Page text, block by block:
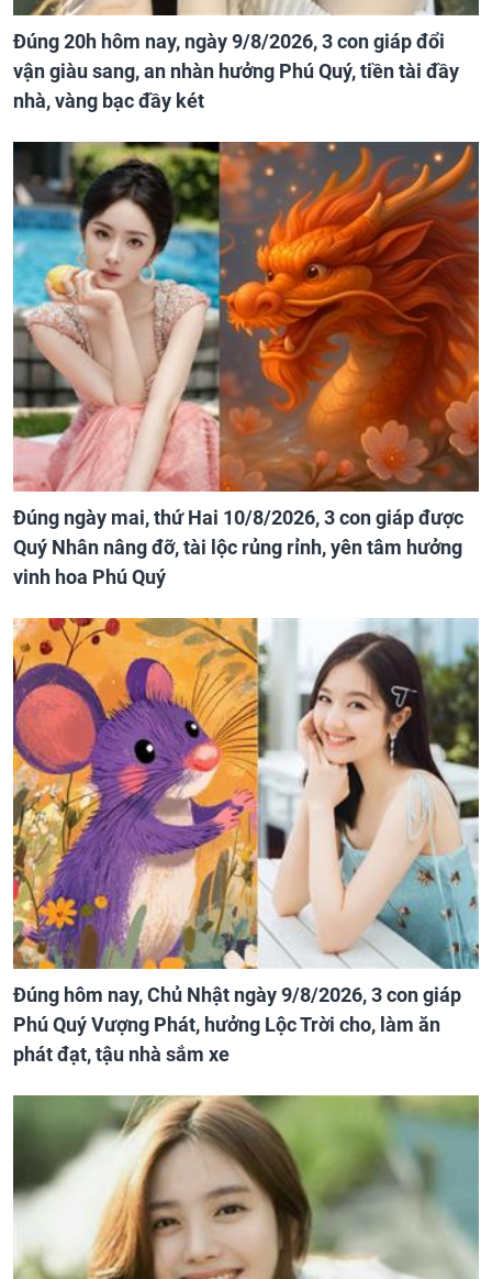
Đúng 20h hôm nay, ngày 9/8/2026, 3 con giáp đổi
vận giàu sang, an nhàn hưởng Phú Quý, tiền tài đầy
nhà, vàng bạc đầy két
Đúng ngày mai, thứ Hai 10/8/2026, 3 con giáp được
Quý Nhân nâng đỡ, tài lộc rủng rỉnh, yên tâm hưởng
vinh hoa Phú Quý
Đúng hôm nay, Chủ Nhật ngày 9/8/2026, 3 con giáp
Phú Quý Vượng Phát, hưởng Lộc Trời cho, làm ăn
phát đạt, tậu nhà sắm xe